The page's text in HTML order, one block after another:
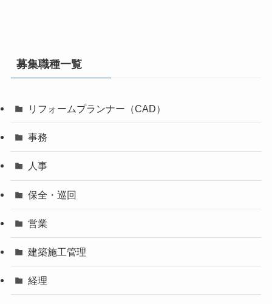
募集職種一覧
リフォームプランナー（CAD）
事務
人事
保全・巡回
営業
建築施工管理
経理